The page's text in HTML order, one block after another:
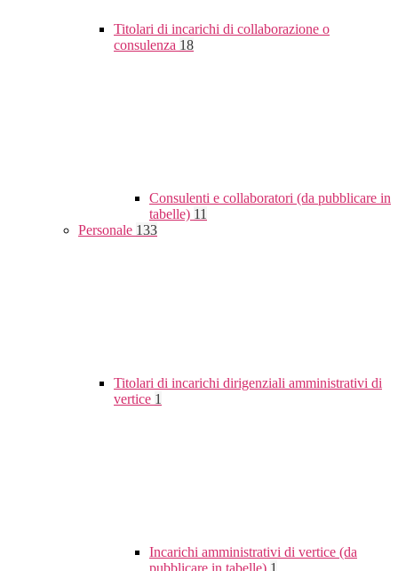
Titolari di incarichi di collaborazione o
consulenza 18
Consulenti e collaboratori (da pubblicare in
tabelle) 11
Personale 133
Titolari di incarichi dirigenziali amministrativi di
vertice 1
Incarichi amministrativi di vertice (da